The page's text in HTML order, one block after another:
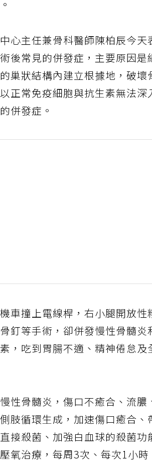
心主任兼骨科醫師陳柏辰今天
後常見的併發症，主要原因
巢狀結構內建立根據地，破
正常免疫細胞與抗生素無法深
併發症。
車撞上電線桿，右小腿開放
釘等手術，卻併發慢性骨髓
，吃到胃腸不適、精神倦怠
性骨髓炎，傷口不癒合、流
肢循環生成，加速傷口癒合
接殺菌、加強白血球的殺菌
氧治療，每周3次、每次1小